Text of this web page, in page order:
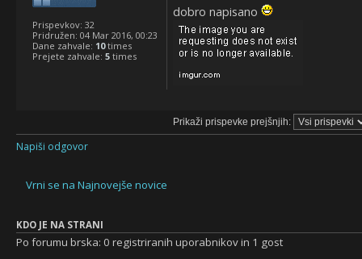
dobro napisano
Prispevkov: 32
Pridružen: 04 Mar 2016, 00:23
Dane zahvale: 10times
Prejete zahvale: 5 times
Prikaži prispevke prejšnjih:
Napiši odgovor
Vrni se na Najnovejše novice
KDO JE NA STRANI
Po forumu brska: 0 registriranih uporabnikov in 1 gost